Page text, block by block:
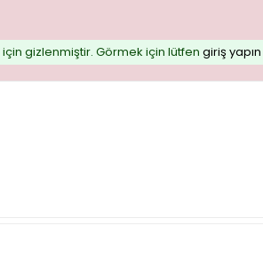
gizlenmiştir. Görmek için lütfen giriş yapın